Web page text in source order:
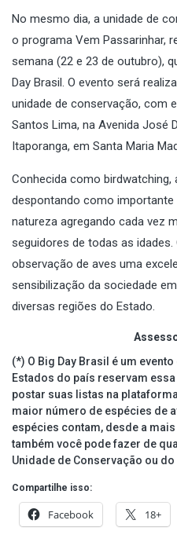
No mesmo dia, a unidade de
o programa Vem Passarinhar,
semana (22 e 23 de outubro),
Day Brasil. O evento será
unidade de conservação, com
Santos Lima, na Avenida José
Itaporanga, em Santa Maria
Conhecida como birdwatching,
despontando como
natureza agregando cada vez
seguidores de todas as
observação de aves uma
sensibilização da sociedade
diversas regiões do Estado.
(*) O Big Day Brasil é um
Estados do país reservam
postar suas listas na
maior número de espécies de
espécies contam, desde a
também você pode fazer de
Unidade de Conservação ou
Compartilhe isso:
Facebook 18+